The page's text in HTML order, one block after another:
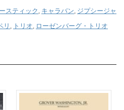
スティック キャラバン ジプシージャ
リ トリオ ローゼンバーグ・トリオ